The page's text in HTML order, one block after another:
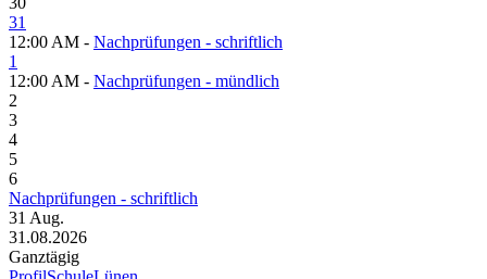
31
12:00 AM - Nachprüfungen - schriftlich
1
12:00 AM - Nachprüfungen - mündlich
2
3
4
5
6
Nachprüfungen - schriftlich
31 Aug.
31.08.2026
Ganztägig